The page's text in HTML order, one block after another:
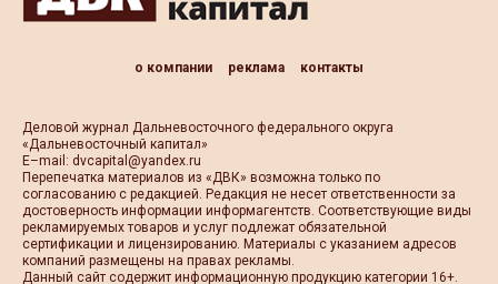
о компании реклама контакты
Деловой журнал Дальневосточного федерального округа
«Дальневосточный капитал»
Е–mail: dvcapital@yandex.ru
Перепечатка материалов из «ДВК» возможна только по
согласованию с редакцией. Редакция не несет ответственности за
достоверность информации информагентств. Соответствующие виды
рекламируемых товаров и услуг подлежат обязательной
сертификации и лицензированию. Материалы с указанием адресов
компаний размещены на правах рекламы.
Данный сайт содержит информационную продукцию категории 16+.